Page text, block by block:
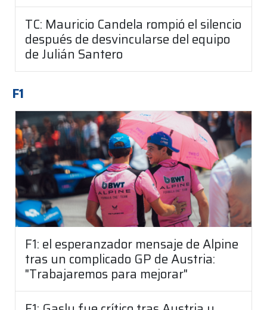
TC: Mauricio Candela rompió el silencio
después de desvincularse del equipo
de Julián Santero
F1
F1: el esperanzador mensaje de Alpine
tras un complicado GP de Austria:
"Trabajaremos para mejorar"